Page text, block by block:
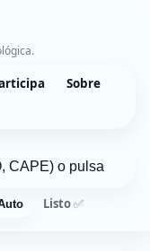
Sobre
Listo ✅